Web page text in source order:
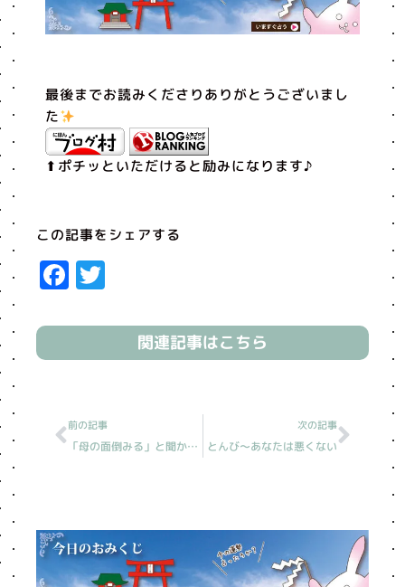
最後までお読みくださりありがとうございまし
た
⬆︎ポチッといただけると励みになります♪
この記事をシェアする
Facebook
関連記事はこちら
前の記事
「母の面倒みる」と聞かぬ兄［読売新聞人生案内］
次の記事
とんび〜あなたは悪くない
Next